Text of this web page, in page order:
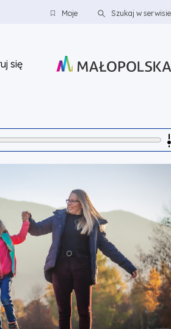
Moje Szukaj w serwisie
się